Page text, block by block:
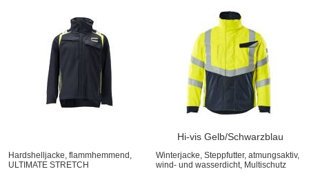
Hardshelljacke, flammhemmend,
ULTIMATE STRETCH
Hi-vis Gelb/Schwarzblau
Winterjacke, Steppfutter, atmungsaktiv,
wind- und wasserdicht, Multischutz